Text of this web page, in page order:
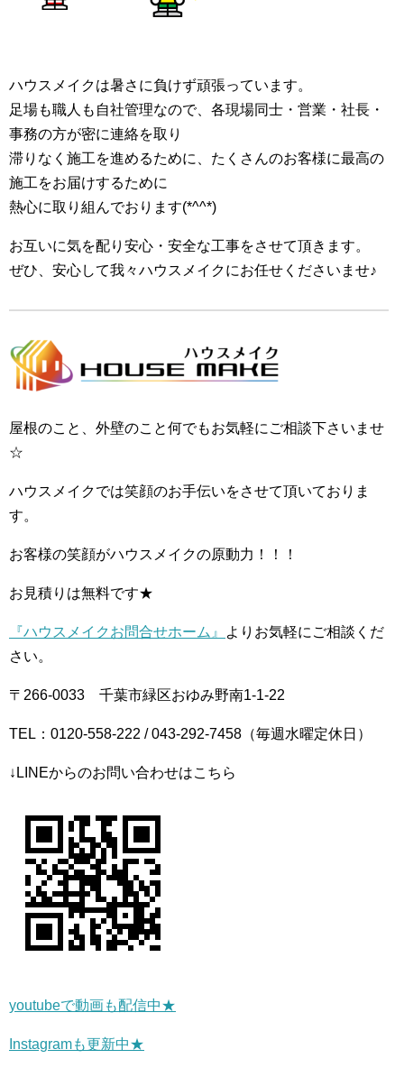
ハウスメイクは暑さに負けず頑張っています。
足場も職人も自社管理なので、各現場同士・営業・社長・
事務の方が密に連絡を取り
滞りなく施工を進めるために、たくさんのお客様に最高の
施工をお届けするために
熱心に取り組んでおります(*^^*)
お互いに気を配り安心・安全な工事をさせて頂きます。
ぜひ、安心して我々ハウスメイクにお任せくださいませ♪
屋根のこと、外壁のこと何でもお気軽にご相談下さいませ
☆
ハウスメイクでは笑顔のお手伝いをさせて頂いておりま
す。
お客様の笑顔がハウスメイクの原動力！！！
お見積りは無料です★
『ハウスメイクお問合せホーム』
よりお気軽にご相談くだ
さい。
〒266-0033 千葉市緑区おゆみ野南1-1-22
TEL：0120-558-222 / 043-292-7458（毎週水曜定休日）
↓LINEからのお問い合わせはこちら
youtubeで動画も配信中★
Instagramも更新中★